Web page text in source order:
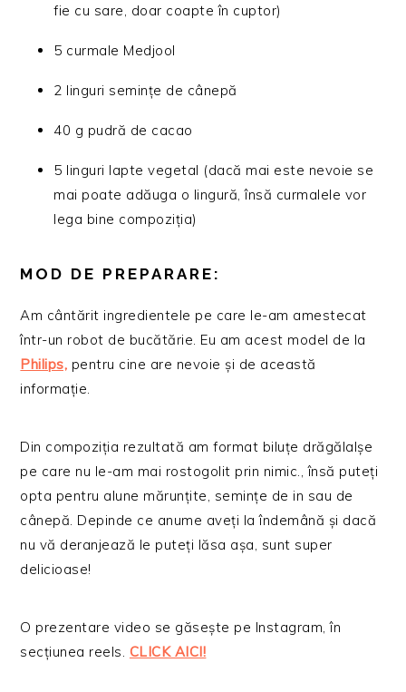
fie cu sare, doar coapte în cuptor)
5 curmale Medjool
2 linguri semințe de cânepă
40 g pudră de cacao
5 linguri lapte vegetal (dacă mai este nevoie se
mai poate adăuga o lingură, însă curmalele vor
lega bine compoziția)
MOD DE PREPARARE:
Am cântărit ingredientele pe care le-am amestecat
într-un robot de bucătărie. Eu am acest model de la
Philips, pentru cine are nevoie și de această
informație.
Din compoziția rezultată am format biluțe drăgălalșe
pe care nu le-am mai rostogolit prin nimic., însă puteți
opta pentru alune mărunțite, semințe de in sau de
cânepă. Depinde ce anume aveți la îndemână și dacă
nu vă deranjează le puteți lăsa așa, sunt super
delicioase!
O prezentare video se găsește pe Instagram, în
secțiunea reels. CLICK AICI!